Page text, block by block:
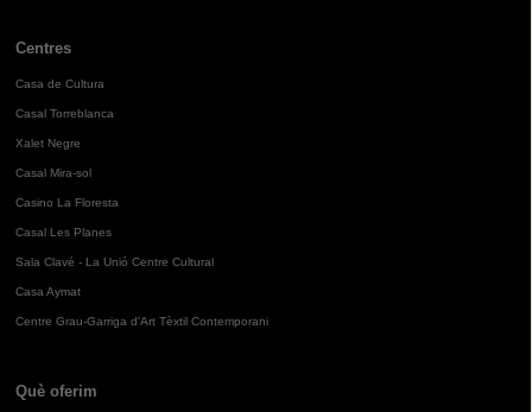
Centres
Casa de Cultura
Casal Torreblanca
Xalet Negre
Casal Mira-sol
Casino La Floresta
Casal Les Planes
Sala Clavé - La Unió Centre Cultural
Casa Aymat
Centre Grau-Garriga d'Art Tèxtil Contemporani
Què oferim